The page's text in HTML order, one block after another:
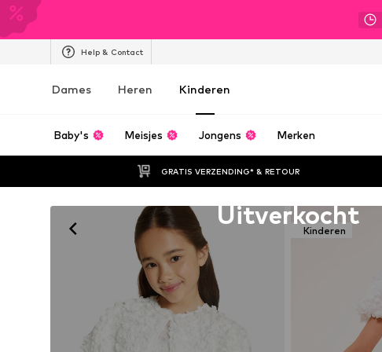
Help & Contact
Dames Heren Kinderen
Baby's Meisjes Jongens Merken
GRATIS VERZENDING* & RETOUR
Kinderen
Uitverkocht